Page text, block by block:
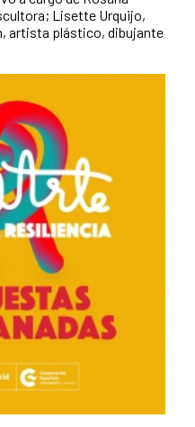
Lisette Urquijo,
artista plástico, dibujante